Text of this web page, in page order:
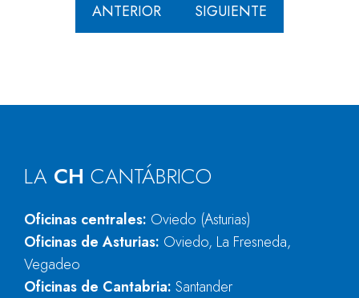
ANTERIOR SIGUIENTE
LA CH CANTÁBRICO
Oficinas centrales: Oviedo (Asturias)
Oficinas de Asturias: Oviedo, La Fresneda,
Vegadeo
Oficinas de Cantabria: Santander